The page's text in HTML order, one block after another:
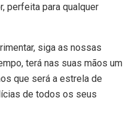
perfeita para qualquer
siga as nossas
terá nas suas mãos um
que será a estrela de
de todos os seus